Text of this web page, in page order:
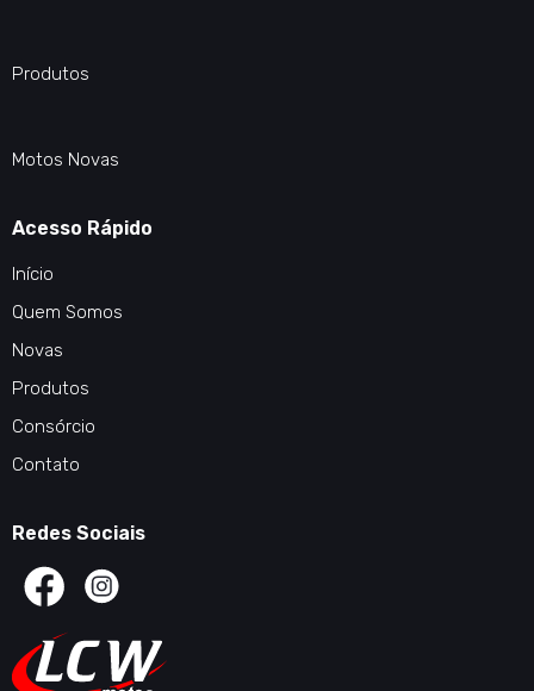
Produtos
Motos Novas
Acesso Rápido
Início
Quem Somos
Novas
Produtos
Consórcio
Contato
Redes Sociais